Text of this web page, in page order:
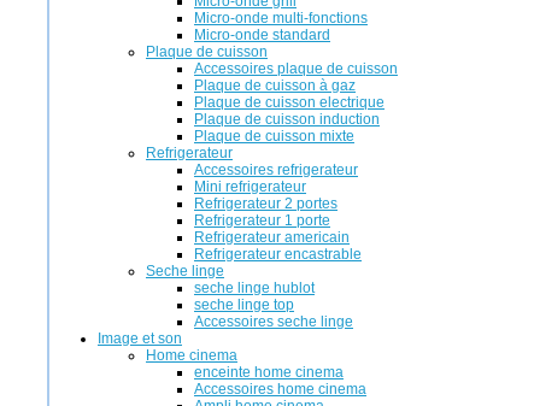
Micro-onde multi-fonctions
Micro-onde standard
Plaque de cuisson
Accessoires plaque de cuisson
Plaque de cuisson à gaz
Plaque de cuisson electrique
Plaque de cuisson induction
Plaque de cuisson mixte
Refrigerateur
Accessoires refrigerateur
Mini refrigerateur
Refrigerateur 2 portes
Refrigerateur 1 porte
Refrigerateur americain
Refrigerateur encastrable
Seche linge
seche linge hublot
seche linge top
Accessoires seche linge
Image et son
Home cinema
enceinte home cinema
Accessoires home cinema